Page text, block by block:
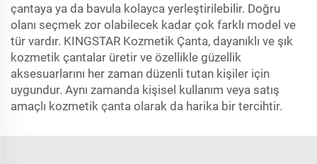
çantaya ya da bavula kolayca yerleştirilebilir. Doğru
olanı seçmek zor olabilecek kadar çok farklı model ve
tür vardır. KINGSTAR Kozmetik Çanta, dayanıklı ve şık
kozmetik çantalar üretir ve özellikle güzellik
aksesuarlarını her zaman düzenli tutan kişiler için
uygundur. Aynı zamanda kişisel kullanım veya satış
amaçlı kozmetik çanta olarak da harika bir tercihtir.